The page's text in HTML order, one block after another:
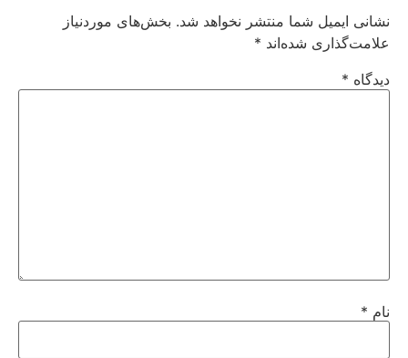
نشانی ایمیل شما منتشر نخواهد شد. بخش‌های موردنیاز
علامت‌گذاری شده‌اند *
دیدگاه *
نام *